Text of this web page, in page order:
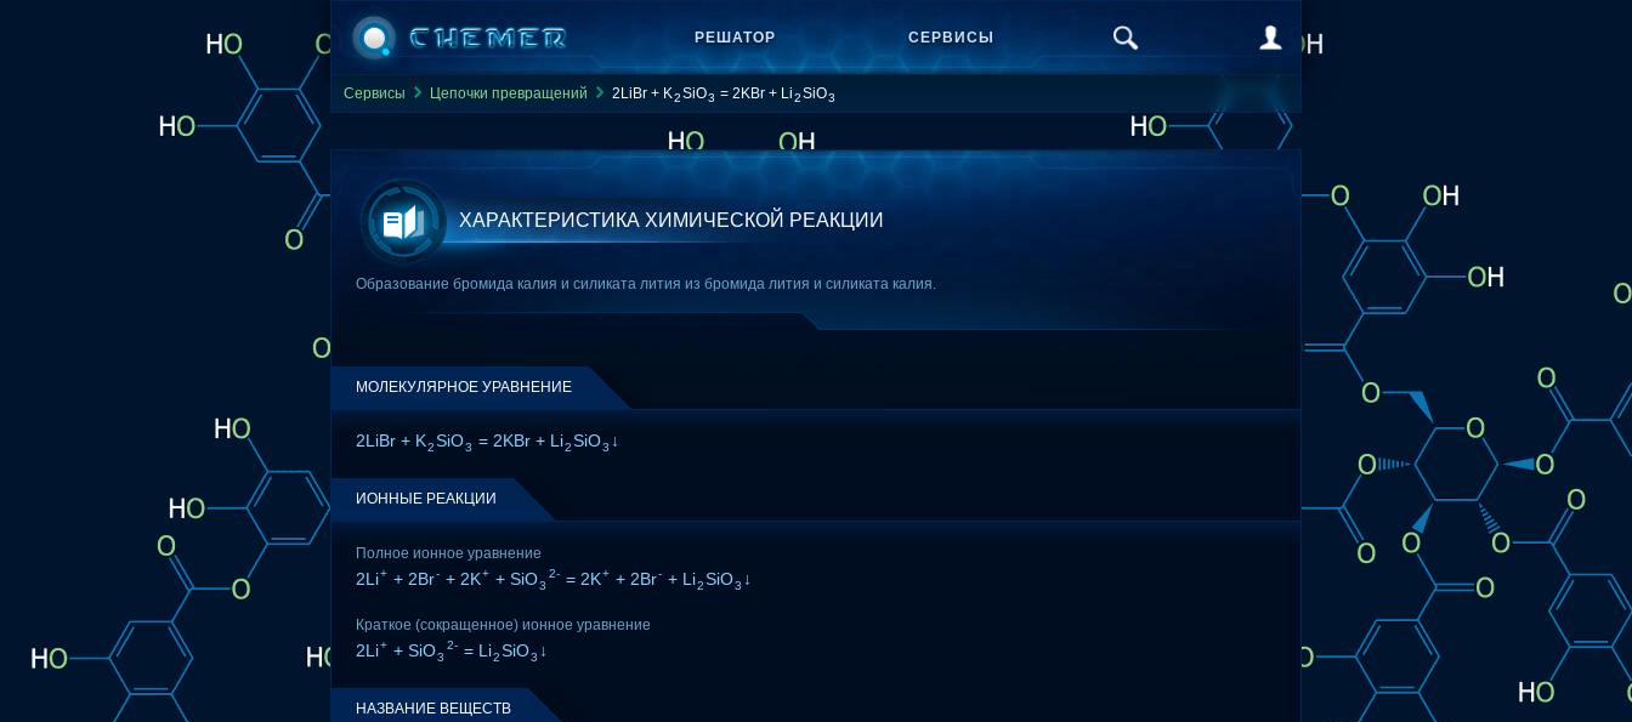
РЕШАТОР СЕРВИСЫ
Сервисы Цепочки превращений 2LiBr + K2SiO3 = 2KBr + Li2SiO3
ХАРАКТЕРИСТИКА ХИМИЧЕСКОЙ РЕАКЦИИ
Образование бромида калия и силиката лития из бромида лития и силиката калия.
МОЛЕКУЛЯРНОЕ УРАВНЕНИЕ
2LiBr + K2SiO3 = 2KBr + Li2SiO3 ↓
ИОННЫЕ РЕАКЦИИ
Полное ионное уравнение
2Li+ + 2Br- + 2K+ + SiO3
2- = 2K+ + 2Br- + Li2SiO3 ↓
Краткое (сокращенное) ионное уравнение
2Li+ + SiO3
2- = Li2SiO3 ↓
НАЗВАНИЕ ВЕЩЕСТВ